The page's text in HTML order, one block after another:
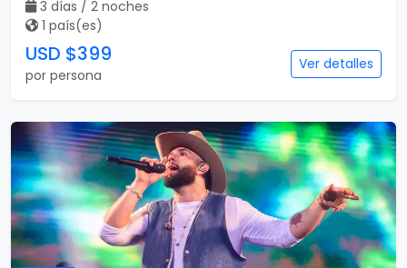
3 días / 2 noches
1 país(es)
USD $399
por persona
Ver detalles